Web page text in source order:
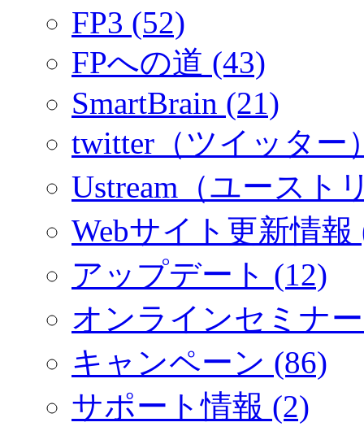
FP3 (52)
FPへの道 (43)
SmartBrain (21)
twitter（ツイッター
Ustream（ユースト
Webサイト更新情報
アップデート (12)
オンラインセミナ
キャンペーン (86)
サポート情報 (2)